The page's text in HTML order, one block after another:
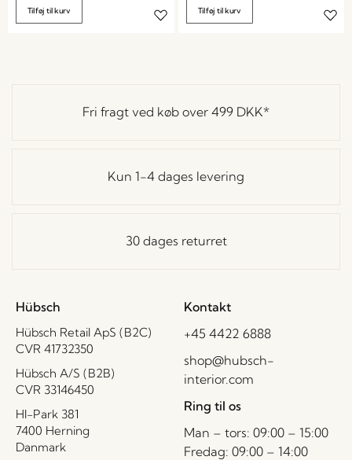
Tilføj til kurv Tilføj til kurv
Fri fragt ved køb over 499 DKK*
Kun 1-4 dages levering
30 dages returret
Hübsch
Hübsch Retail ApS (B2C)
CVR 41732350
Hübsch A/S (B2B)
CVR 33146450
HI-Park 381
7400 Herning
Danmark
Kontakt
+45 4422 6888
shop@hubsch-
interior.com
Ring til os
Man – tors: 09:00 – 15:00
Fredag: 09:00 – 14:00